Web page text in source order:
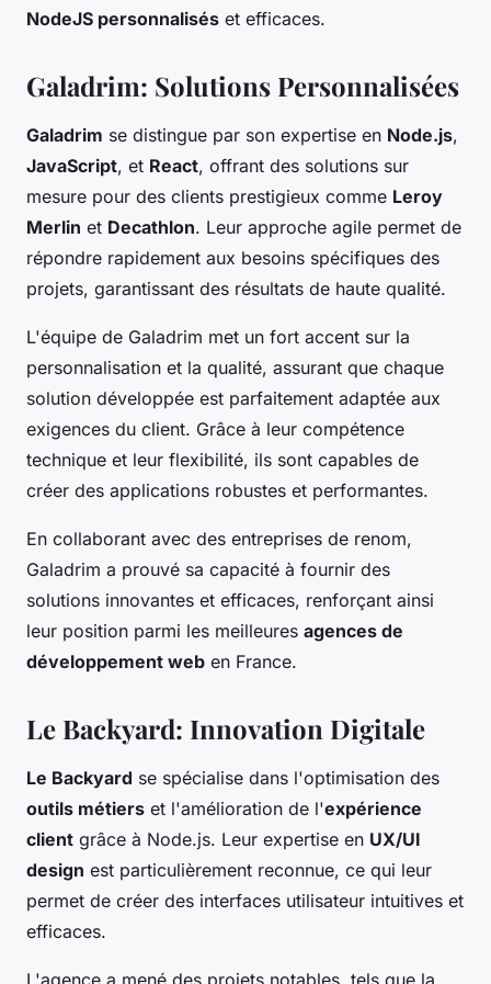
NodeJS personnalisés et efficaces.
Galadrim: Solutions Personnalisées
Galadrim se distingue par son expertise en Node.js,
JavaScript, et React, offrant des solutions sur
mesure pour des clients prestigieux comme Leroy
Merlin et Decathlon. Leur approche agile permet de
répondre rapidement aux besoins spécifiques des
projets, garantissant des résultats de haute qualité.
L'équipe de Galadrim met un fort accent sur la
personnalisation et la qualité, assurant que chaque
solution développée est parfaitement adaptée aux
exigences du client. Grâce à leur compétence
technique et leur flexibilité, ils sont capables de
créer des applications robustes et performantes.
En collaborant avec des entreprises de renom,
Galadrim a prouvé sa capacité à fournir des
solutions innovantes et efficaces, renforçant ainsi
leur position parmi les meilleures agences de
développement web en France.
Le Backyard: Innovation Digitale
Le Backyard se spécialise dans l'optimisation des
outils métiers et l'amélioration de l'expérience
client grâce à Node.js. Leur expertise en UX/UI
design est particulièrement reconnue, ce qui leur
permet de créer des interfaces utilisateur intuitives et
efficaces.
L'agence a mené des projets notables, tels que la